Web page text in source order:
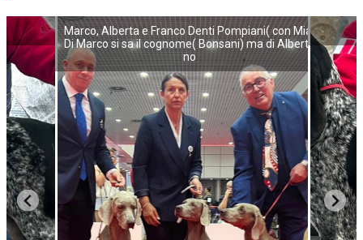
Marco, Alberta e Franco Denti Pompiani( con Mia)
Di Marco si sa il cognome( Bonsani) ma di Alberta
no